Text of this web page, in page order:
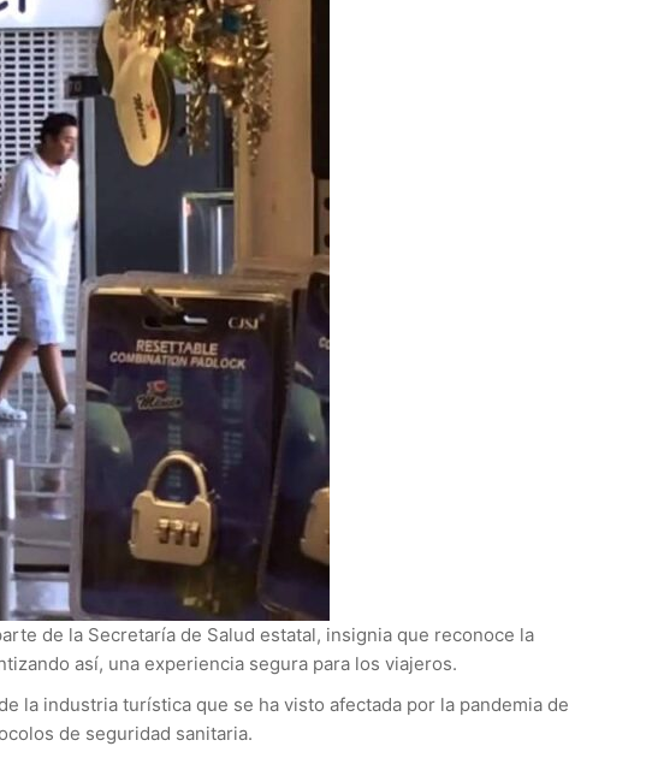
de la Secretaría de Salud estatal, insignia que reconoce la
así, una experiencia segura para los viajeros.
la industria turística que se ha visto afectada por la pandemia de
de seguridad sanitaria.